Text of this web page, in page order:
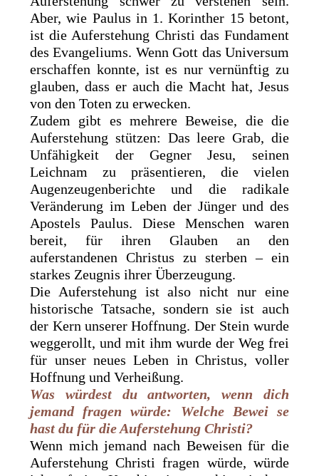
Aber, wie Paulus in 1. Korinther 15 betont,
ist die Auferstehung Christi das Fundament
des Evangeliums. Wenn Gott das Universum
erschaffen konnte, ist es nur vernünftig zu
glauben, dass er auch die Macht hat, Jesus
von den Toten zu erwecken.
Zudem gibt es mehrere Beweise, die die
Auferstehung stützen: Das leere Grab, die
Unfähigkeit der Gegner Jesu, seinen
Leichnam zu präsentieren, die vielen
Augenzeugenberichte und die radikale
Veränderung im Leben der Jünger und des
Apostels Paulus. Diese Menschen waren
bereit, für ihren Glauben an den
auferstandenen Christus zu sterben – ein
starkes Zeugnis ihrer Überzeugung.
Die Auferstehung ist also nicht nur eine
historische Tatsache, sondern sie ist auch
der Kern unserer Hoffnung. Der Stein wurde
weggerollt, und mit ihm wurde der Weg frei
für unser neues Leben in Christus, voller
Hoffnung und Verheißung.
Was würdest du antworten, wenn dich
jemand fragen würde: Welche Bewei se
hast du für die Auferstehung Christi?
Wenn mich jemand nach Beweisen für die
Auferstehung Christi fragen würde, würde